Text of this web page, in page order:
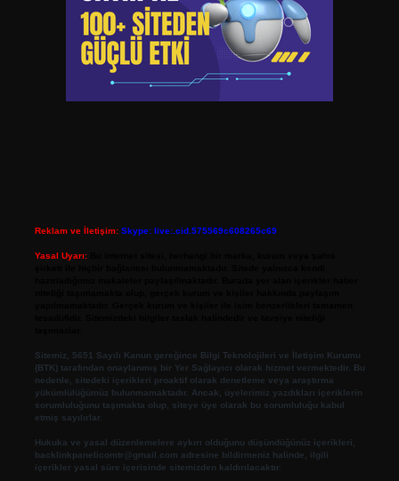
Reklam ve İletişim: Skype: live:.cid.575569c608265c69
Yasal Uyarı:
Sitemiz, 5651 Sayılı Kanun gereğince Bilgi Teknolojileri ve İletişim Kurumu
(BTK) tarafından onaylanmış bir Yer Sağlayıcı olarak hizmet vermektedir. Bu
nedenle, sitedeki içerikleri proaktif olarak denetleme veya araştırma
yükümlülüğümüz bulunmamaktadır. Ancak, üyelerimiz yazdıkları içeriklerin
sorumluluğunu taşımakta olup, siteye üye olarak bu sorumluluğu kabul
etmiş sayılırlar.
Hukuka ve yasal düzenlemelere aykırı olduğunu düşündüğünüz içerikleri,
backlinkpanelicomtr@gmail.com adresine bildirmeniz halinde, ilgili
içerikler yasal süre içerisinde sitemizden kaldırılacaktır.